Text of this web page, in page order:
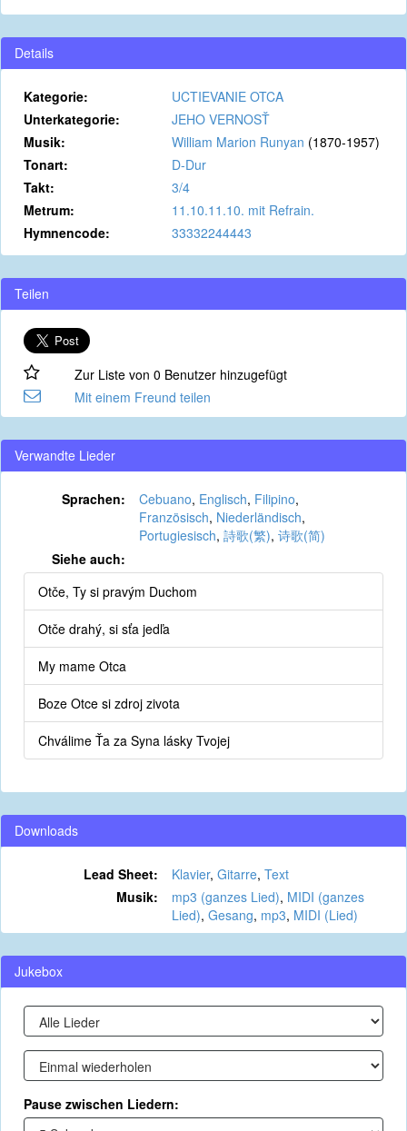
Details
Kategorie:
UCTIEVANIE OTCA
Unterkategorie:
JEHO VERNOSŤ
Musik:
William Marion Runyan (1870-1957)
Tonart:
D-Dur
Takt:
3/4
Metrum:
11.10.11.10. mit Refrain.
Hymnencode:
33332244443
Teilen
Zur Liste von 0 Benutzer hinzugefügt
Mit einem Freund teilen
Verwandte Lieder
Sprachen: Cebuano, Englisch, Filipino,
Französisch, Niederländisch,
Portugiesisch, 詩歌(繁), 诗歌(简)
Siehe auch:
Otče, Ty si pravým Duchom
Otče drahý, si sťa jedľa
My mame Otca
Boze Otce si zdroj zivota
Chválime Ťa za Syna lásky Tvojej
Downloads
Lead Sheet: Klavier, Gitarre, Text
Musik:
mp3 (ganzes Lied), MIDI (ganzes
Lied), Gesang, mp3, MIDI (Lied)
Jukebox
Pause zwischen Liedern: